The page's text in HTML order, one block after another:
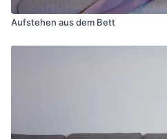
Aufstehen aus dem Bett